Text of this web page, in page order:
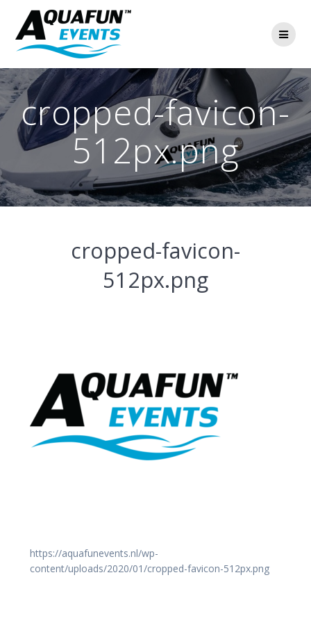
cropped-favicon-
512px.png
cropped-favicon-
512px.png
https://aquafunevents.nl/wp-
content/uploads/2020/01/cropped-favicon-512px.png